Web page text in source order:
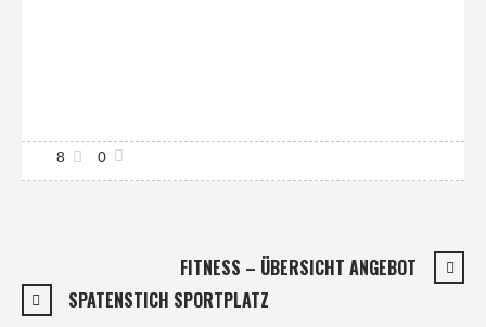
0
8
FITNESS – ÜBERSICHT ANGEBOT
SPATENSTICH SPORTPLATZ